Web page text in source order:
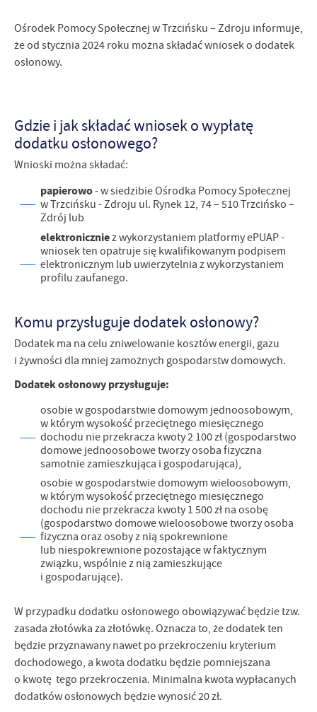
Ośrodek Pomocy Społecznej w Trzcińsku – Zdroju informuje,
że od stycznia 2024 roku można składać wniosek o dodatek
osłonowy.
Gdzie i jak składać wniosek o wypłatę
dodatku osłonowego?
Wnioski można składać:
papierowo- w siedzibie Ośrodka Pomocy Społecznej
w Trzcińsku - Zdroju ul. Rynek 12, 74 – 510 Trzcińsko –
Zdrój lub
elektroniczniez wykorzystaniem platformy ePUAP -
wniosek ten opatruje się kwalifikowanym podpisem
elektronicznym lub uwierzytelnia z wykorzystaniem
profilu zaufanego.
Komu przysługuje dodatek osłonowy?
Dodatek ma na celu zniwelowanie kosztów energii, gazu
i żywności dla mniej zamożnych gospodarstw domowych.
Dodatek osłonowy przysługuje:
osobie w gospodarstwie domowym jednoosobowym,
w którym wysokość przeciętnego miesięcznego
dochodu nie przekracza kwoty 2 100 zł (gospodarstwo
domowe jednoosobowe tworzy osoba fizyczna
samotnie zamieszkująca i gospodarująca),
osobie w gospodarstwie domowym wieloosobowym,
w którym wysokość przeciętnego miesięcznego
dochodu nie przekracza kwoty 1 500 zł na osobę
(gospodarstwo domowe wieloosobowe tworzy osoba
fizyczna oraz osoby z nią spokrewnione
lub niespokrewnione pozostające w faktycznym
związku, wspólnie z nią zamieszkujące
i gospodarujące).
W przypadku dodatku osłonowego obowiązywać będzie tzw.
zasada złotówka za złotówkę. Oznacza to, że dodatek ten
będzie przyznawany nawet po przekroczeniu kryterium
dochodowego, a kwota dodatku będzie pomniejszana
o kwotę tego przekroczenia. Minimalna kwota wypłacanych
dodatków osłonowych będzie wynosić 20 zł.
Firmy te działają w charakterze pośredników prezentujących nasze
treści w postaci wiadomości, ofert, komunikatów mediów
społecznościowych.